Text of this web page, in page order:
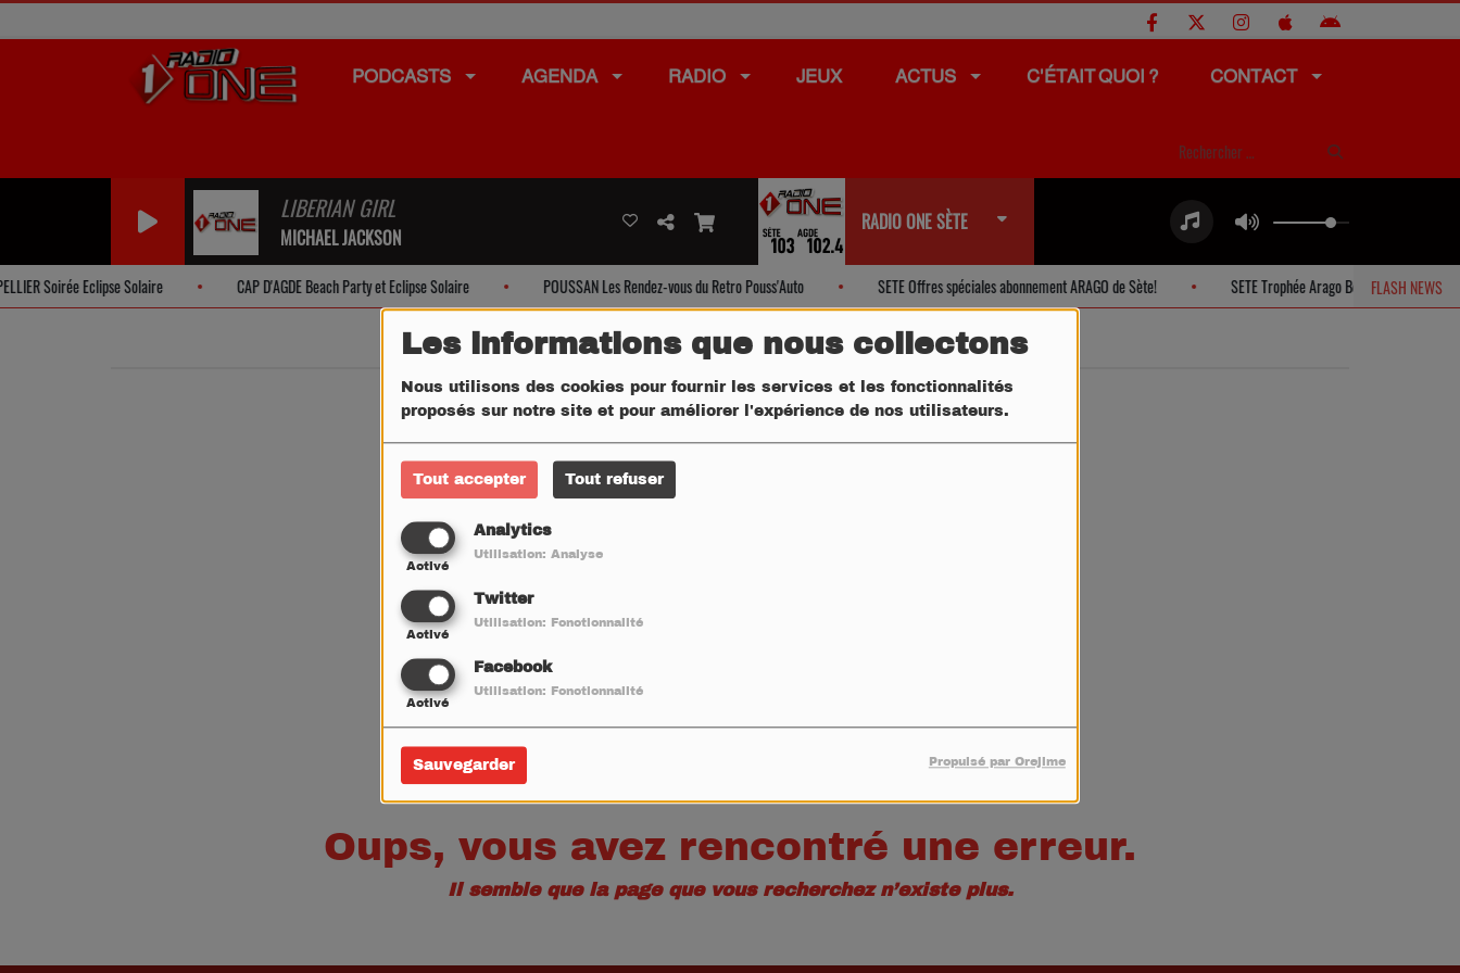
Les informations que nous collectons
Nous utilisons des cookies pour fournir les services et les fonctionnalités
proposés sur notre site et pour améliorer l'expérience de nos utilisateurs.
Tout accepter Tout refuser
Analytics
Activé
Utilisation: Analyse
Twitter
Activé
Utilisation: Fonctionnalité
Facebook
Activé
Utilisation: Fonctionnalité
Sauvegarder Propulsé par Orejime
PODCASTS AGENDA RADIO JEUX ACTUS C'ÉTAIT QUOI ? CONTACT
LIBERIAN GIRL
MICHAEL JACKSON
RADIO ONE SÈTE
FLASH NEWS
Soirée Eclipse Solaire CAP D'AGDE Beach Party et Eclipse Solaire POUSSAN Les Rendez-vous du Retro Pouss'Auto SETE Offres spéciales abonnement ARAGO de Sète! SETE Trophée Arago Beach.
404
Oups, vous avez rencontré une erreur.
Il semble que la page que vous recherchez n’existe plus.